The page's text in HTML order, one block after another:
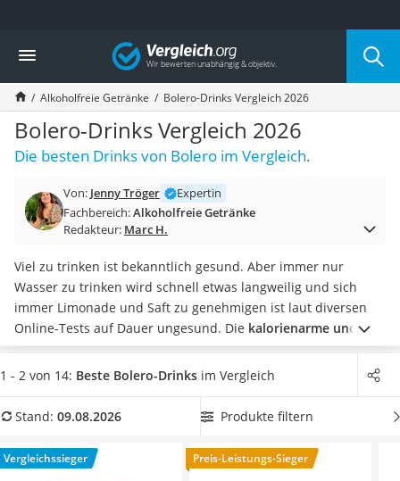
Die beliebtesten Vergleiche nach Kategorie
Lebensmittel
Schwarzkümmelöl
Knäckebrot
Schwarzkümmelöl-Kapseln
Manukahonig
Eiklar
Balsamico-Essig
Schwarzkümmelöl bio
Honig
Gemüsebrühe
Eiskaffee-Pulver
Irischer Whiskey
Grapefruitkernextrakt
Matcha-Set
MCT-Öl
Erythrit
Müsli ohne Zuckerzusatz
Vergleich
Alkoholfreie Getränke Bolero-Drinks Vergleich 2026
Bolero-Drinks Vergleich 2026
Die besten Drinks von Bolero im Vergleich.
Von: Jenny Tröger
Expertin
Fachbereich:Alkoholfreie Getränke
Redakteur: Marc H.
Viel zu trinken ist bekanntlich gesund. Aber immer nur
Wasser zu trinken wird schnell etwas langweilig und sich
immer Limonade und Saft zu genehmigen ist laut diversen
Online-Tests auf Dauer ungesund. Die kalorienarme und
zuckerfreie Bolero-Drinksallerdings lösen sich ganz einfach
in Wasser auf und im Handumdrehen können Sie ein
jetzt aus unserer Vergleichstabelle einenBolero-Drink mit
isotonischer Getränke
zur Hand zu haben. Überzeugt hat uns
hier im August 2026 besonders das ModellBolero Apple
1 - 2 von 14: Beste Bolero-Drinks im Vergleich
Stand: 09.08.2026 Produkte filtern
Vergleichssieger Preis-Leistungs-Sieger